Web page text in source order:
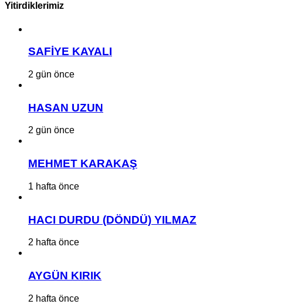
Yitirdiklerimiz
SAFİYE KAYALI
2 gün önce
HASAN UZUN
2 gün önce
MEHMET KARAKAŞ
1 hafta önce
HACI DURDU (DÖNDÜ) YILMAZ
2 hafta önce
AYGÜN KIRIK
2 hafta önce